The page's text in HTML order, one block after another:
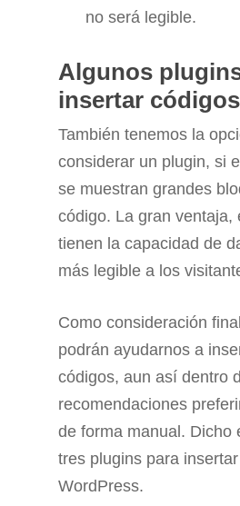
no será legible.
Algunos
insertar códigos
También tenemos la
considerar un plugin, si
se muestran grandes
código. La gran ventaja,
tienen la capacidad de
más legible a los
Como consideración
podrán ayudarnos a
códigos, aun así dentro
recomendaciones
de forma manual. Dicho
tres plugins para
WordPress.